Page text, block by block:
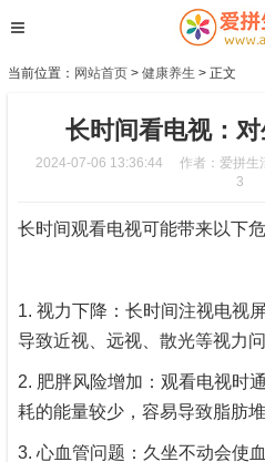
当前位置： 网站首页 > 健康养生 > 正文
长时间看电视：
2024-07-06 13:36:44 作者：爱拼生
3
长时间观看电视可能带来以下危
1. 视力下降：长时间注视电视
导致近视、远视、散光等视力问
2. 肥胖风险增加：观看电视时
耗的能量较少，容易导致脂肪
3. 心血管问题：久坐不动会使